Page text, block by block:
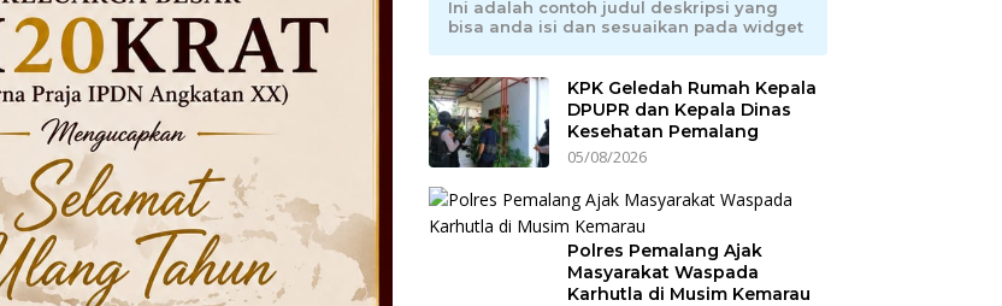
Ini adalah contoh judul deskripsi yang
bisa anda isi dan sesuaikan pada widget
KPK Geledah Rumah Kepala
DPUPR dan Kepala Dinas
Kesehatan Pemalang
05/08/2026
Polres Pemalang Ajak
Masyarakat Waspada
Karhutla di Musim Kemarau